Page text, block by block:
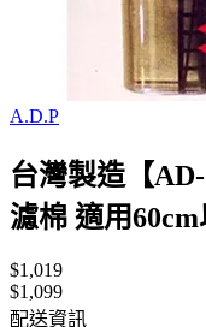
A.D.P
台灣製造【
濾棉 適用
$1,019
$1,099
配送資訊